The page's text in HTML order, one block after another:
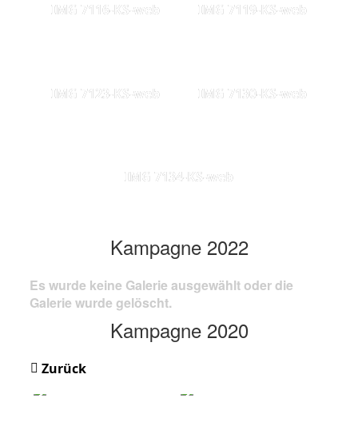
IMG 7116-KS-web IMG 7119-KS-web
IMG 7123-KS-web IMG 7130-KS-web
IMG 7134-KS-web
Kampagne 2022
Es wurde keine Galerie ausgewählt oder die
Galerie wurde gelöscht.
Kampagne 2020
Zurück